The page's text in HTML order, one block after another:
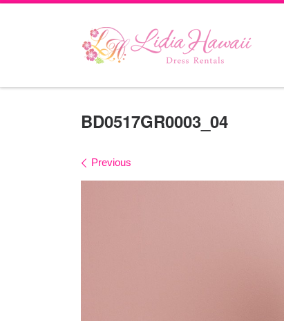
BD0517GR0003_04
Images navigation
Previous